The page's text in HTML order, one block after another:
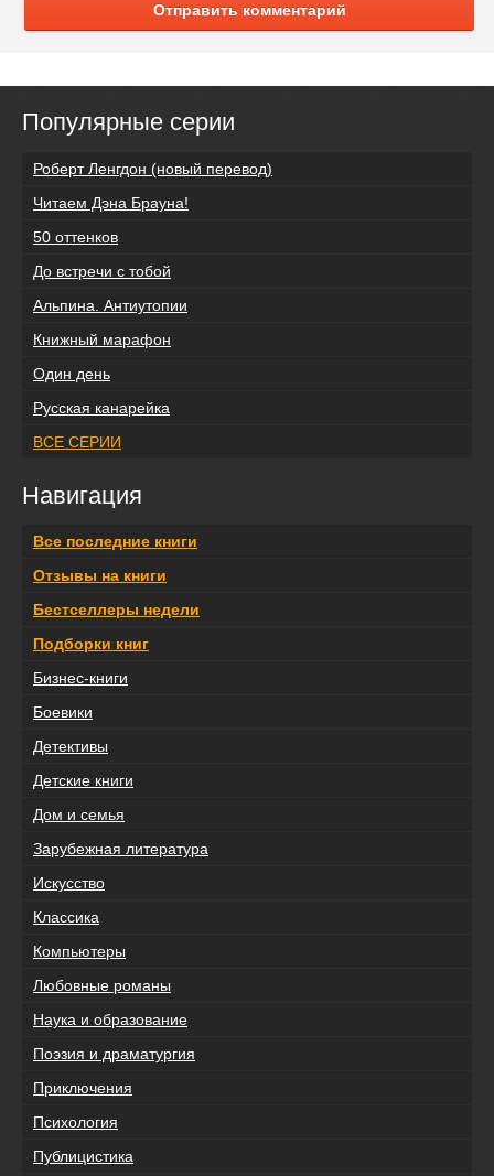
Отправить комментарий
Популярные серии
Роберт Ленгдон (новый перевод)
Читаем Дэна Брауна!
50 оттенков
До встречи с тобой
Альпина. Антиутопии
Книжный марафон
Один день
Русская канарейка
ВСЕ СЕРИИ
Навигация
Все последние книги
Отзывы на книги
Бестселлеры недели
Подборки книг
Бизнес-книги
Боевики
Детективы
Детские книги
Дом и семья
Зарубежная литература
Искусство
Классика
Компьютеры
Любовные романы
Наука и образование
Поэзия и драматургия
Приключения
Психология
Публицистика